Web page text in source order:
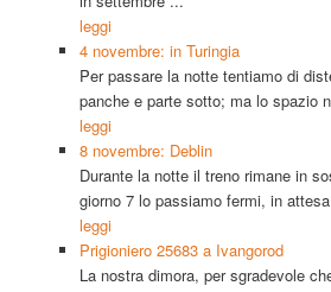
leggi
4 novembre: in Turingia
Per passare la notte tentiamo di
panche e parte sotto; ma lo spazio
leggi
8 novembre: Deblin
Durante la notte il treno rimane in
giorno 7 lo passiamo fermi, in
leggi
Prigioniero 25683 a Ivangorod
La nostra dimora, per sgradevole